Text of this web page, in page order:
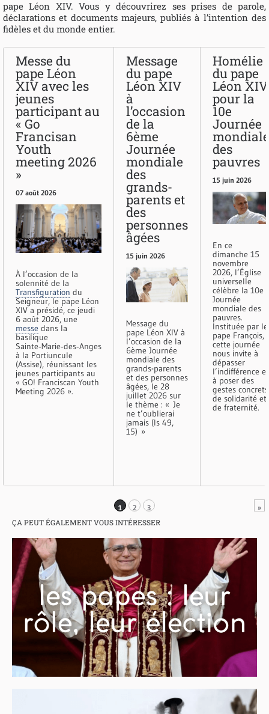
pape Léon XIV. Vous y découvrirez ses prises de parole,
déclarations et documents majeurs, publiés à l’intention des
fidèles et du monde entier.
Messe du
pape Léon
XIV avec les
jeunes
participant au
« Go
Francisan
Youth
meeting 2026
»
07 août 2026
À l’occasion de la
solennité de la
Transfiguration du
Seigneur, le pape Léon
XIV a présidé, ce jeudi
6 août 2026, une
messe dans la
basilique
Sainte‑Marie‑des‑Anges
à la Portiuncule
(Assise), réunissant les
jeunes participants au
« GO! Franciscan Youth
Meeting 2026 ».
Message
du pape
Léon XIV
à
l’occasion
de la
6ème
Journée
mondiale
des
grands-
parents et
des
personnes
âgées
15 juin 2026
Message du
pape Léon XIV à
l’occasion de la
6ème Journée
mondiale des
grands-parents
et des personnes
âgées, le 28
juillet 2026 sur
le thème : « Je
ne t’oublierai
jamais (Is 49,
15) »
Homélie
du pape
Léon XIV
pour la
10e
Journée
mondiale
des
pauvres
15 juin 2026
En ce
dimanche 15
novembre
2026, l’Église
universelle
célèbre la 10e
Journée
mondiale des
pauvres.
Instituée par le
pape François,
cette journée
nous invite à
dépasser
l’indifférence et
à poser des
gestes concrets
de solidarité et
de fraternité.
1 2 3 »
ÇA PEUT ÉGALEMENT VOUS INTÉRESSER